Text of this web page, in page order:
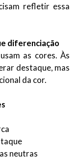
refletir essa
diferenciação
as cores. Às
destaque, mas
da cor.
neutras